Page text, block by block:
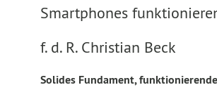
Smartphones
f. d. R. Christian Beck
Solides Fundament,